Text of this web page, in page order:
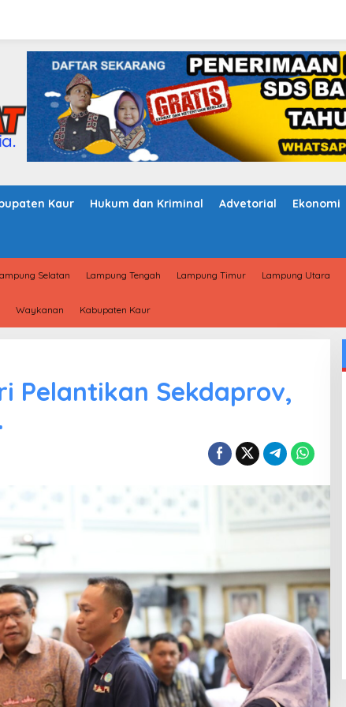
Kaur Hukum dan Kriminal Advetorial Ekonomi
Selatan Lampung Tengah Lampung Timur Lampung Utara
Waykanan Kabupaten Kaur
Pelantikan Sekdaprov,